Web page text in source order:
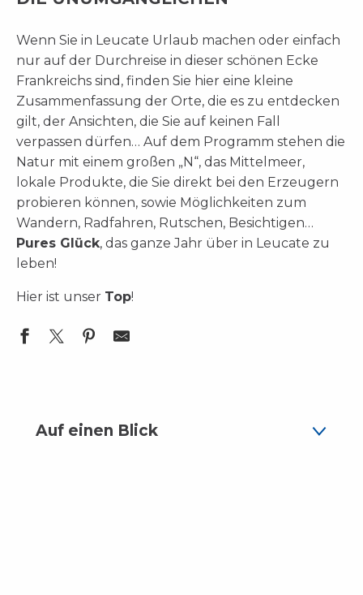
Wenn Sie in Leucate Urlaub machen oder einfach
nur auf der Durchreise in dieser schönen Ecke
Frankreichs sind, finden Sie hier eine kleine
Zusammenfassung der Orte, die es zu entdecken
gilt, der Ansichten, die Sie auf keinen Fall
verpassen dürfen… Auf dem Programm stehen die
Natur mit einem großen „N“, das Mittelmeer,
lokale Produkte, die Sie direkt bei den Erzeugern
probieren können, sowie Möglichkeiten zum
Wandern, Radfahren, Rutschen, Besichtigen…
Pures Glück, das ganze Jahr über in Leucate zu
leben!
Hier ist unser Top!
Auf einen Blick